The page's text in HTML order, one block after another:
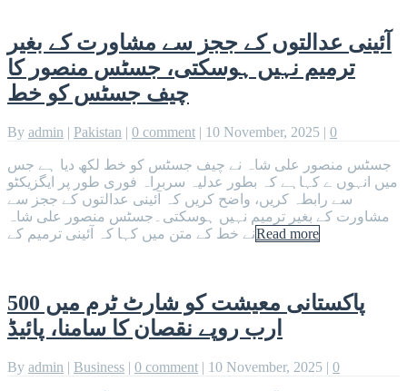
آئینی عدالتوں کے ججز سے مشاورت کے بغیر
ترمیم نہیں ہوسکتی، جسٹس منصور کا
چیف جسٹس کو خط
By admin | Pakistan | 0 comment | 10 November, 2025 | 0
جسٹس منصور علی شاہ نے چیف جسٹس کو خط لکھ دیا ہے جس
میں انہوں ے کہاہے کہ بطور عدلیہ سربراہ فوری طور پر ایگزیکٹو
سے رابطہ کریں، واضح کریں کہ آئینی عدالتوں کے ججز سے
مشاورت کے بغیر ترمیم نہیں ہوسکتی۔جسٹس منصور علی شاہ
نے خط کے متن میں کہا کہ آئینی ترمیم کےRead more
پاکستانی معیشت کو شارٹ ٹرم میں 500
ارب روپے نقصان کا سامنا، پائیڈ
By admin | Business | 0 comment | 10 November, 2025 | 0